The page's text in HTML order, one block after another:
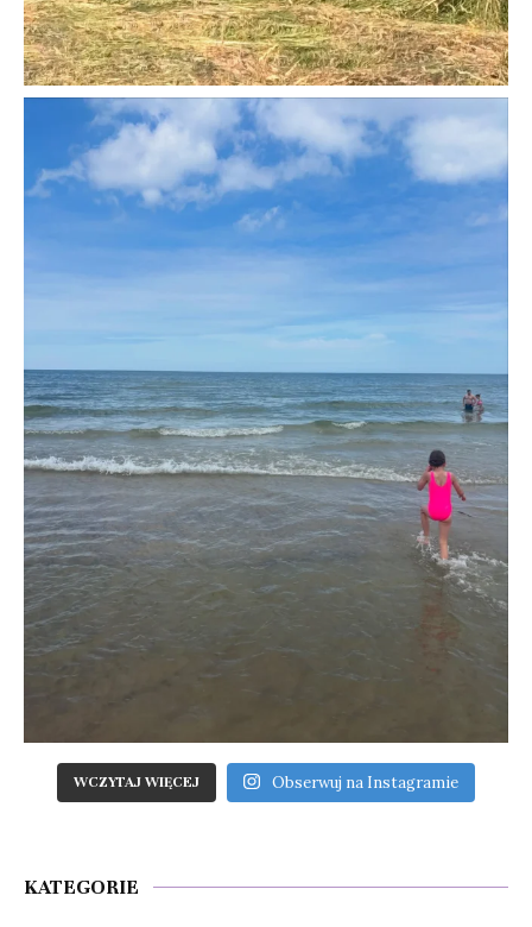
WCZYTAJ WIĘCEJ Obserwuj na Instagramie
KATEGORIE